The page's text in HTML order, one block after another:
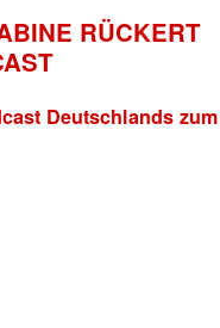
RÜCKERT
Deutschlands zum